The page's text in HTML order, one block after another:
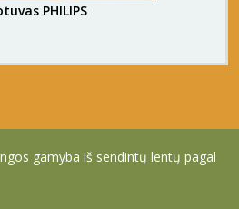
PHILIPS
gamyba iš sendintų lentų pagal